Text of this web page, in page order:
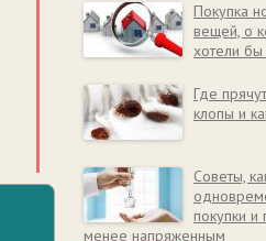
Покупка
вещей, о
хотели бы
Где
клопы и
Советы,
покупки
менее напряженным